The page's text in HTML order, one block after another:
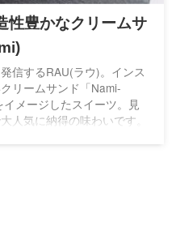
性豊かなクリームサ
信するRAU(ラウ)。インス
リームサンド「Nami-
メージしたスイーツ。見
人気に納得の味わいです。